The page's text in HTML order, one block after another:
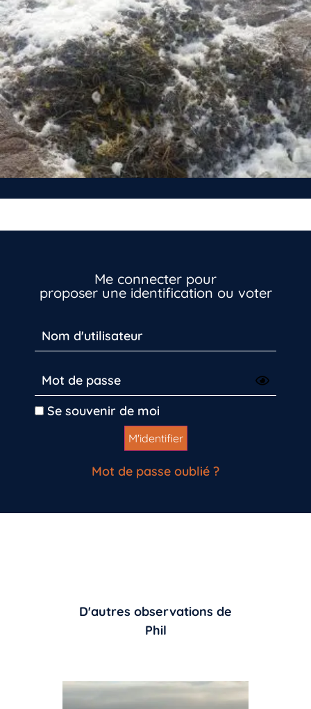
Me connecter pour
proposer une identification ou voter
Se souvenir de moi
Mot de passe oublié ?
D'autres observations de
Phil
Inscrivez-vous dès maintenant